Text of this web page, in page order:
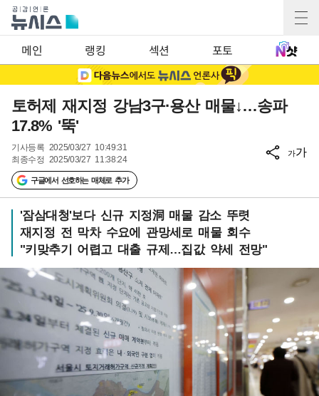
메인 랭킹 섹션 포토
토허제 재지정 강남3구·용산 매물↓…송파
17.8% '뚝'
기사등록 2025/03/27 10:49:31
최종수정 2025/03/27 11:38:24
구글에서 선호하는 매체로 추가
가가
'잠삼대청'보다 신규 지정洞 매물 감소 뚜렷
재지정 전 막차 수요에 관망세로 매물 회수
"키맞추기 어렵고 대출 규제…집값 약세 전망"